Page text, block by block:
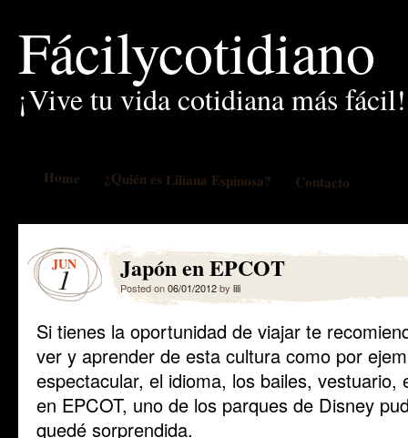
Fácilycotidiano
¡Vive tu vida cotidiana más fácil!
Home ¿Quién es Liliana Espinosa? Contacto
JUN
1 Japón en EPCOT
Posted on06/01/2012by lili
Si tienes la oportunidad de viajar te
ver y aprender de esta cultura como por
espectacular, el idioma, los bailes,
en EPCOT, uno de los parques de Disney
quedé sorprendida.